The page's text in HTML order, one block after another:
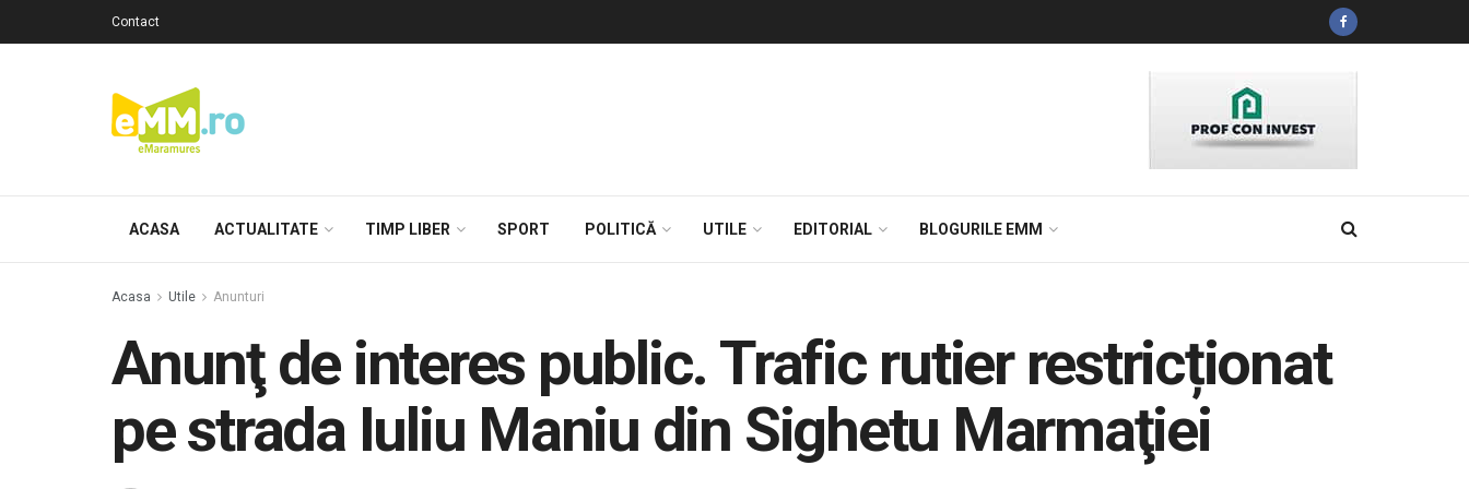
Contact
ACASA ACTUALITATE TIMP LIBER SPORT POLITICĂ UTILE EDITORIAL BLOGURILE EMM
Acasa Utile Anunturi
Anunţ de interes public. Trafic rutier restricționat
pe strada Iuliu Maniu din Sighetu Marmaţiei